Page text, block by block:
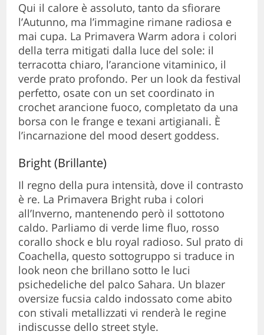
Qui il calore è assoluto, tanto da sfiorare
l’Autunno, ma l’immagine rimane radiosa e
mai cupa. La Primavera Warm adora i colori
della terra mitigati dalla luce del sole: il
terracotta chiaro, l’arancione vitaminico, il
verde prato profondo. Per un look da festival
perfetto, osate con un set coordinato in
crochet arancione fuoco, completato da una
borsa con le frange e texani artigianali. È
l’incarnazione del mood desert goddess.
Bright (Brillante)
Il regno della pura intensità, dove il contrasto
è re. La Primavera Bright ruba i colori
all’Inverno, mantenendo però il sottotono
caldo. Parliamo di verde lime fluo, rosso
corallo shock e blu royal radioso. Sul prato di
Coachella, questo sottogruppo si traduce in
look neon che brillano sotto le luci
psichedeliche del palco Sahara. Un blazer
oversize fucsia caldo indossato come abito
con stivali metallizzati vi renderà le regine
indiscusse dello street style.